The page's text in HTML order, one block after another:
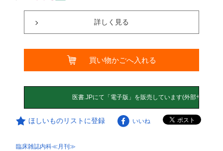
詳しく見る
買い物かごへ入れる
ほしいものリストに登録 いいね
臨床雑誌内科≪月刊≫